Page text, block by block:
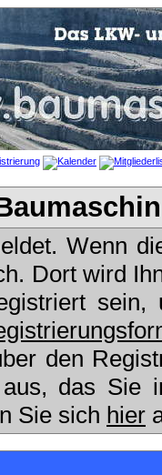
Wenn
Dort wird
den
das Sie
Sie sich hier